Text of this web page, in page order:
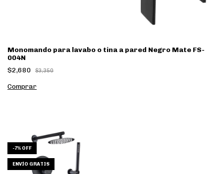
Monomando para lavabo o tina a pared Negro Mate FS-
004N
$2,680
$3,350
-7% OFF
ENVÍO GRATIS